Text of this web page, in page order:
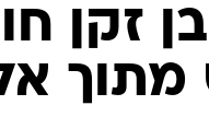
קורדרוי
קליפים וסינגלים
הופעות חיות
זקן
מתוך